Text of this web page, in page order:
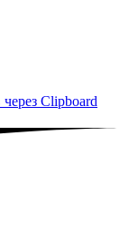
Clipboard